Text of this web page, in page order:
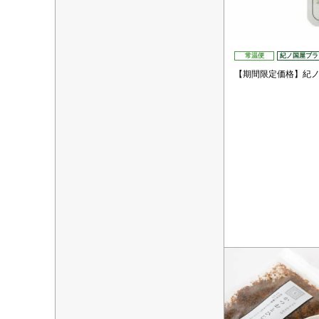
常温便 紀ノ国屋ブ
【期間限定価格】